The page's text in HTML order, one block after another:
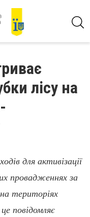
лісу на
для активізації
провадженнях за
територіях
повідомляє